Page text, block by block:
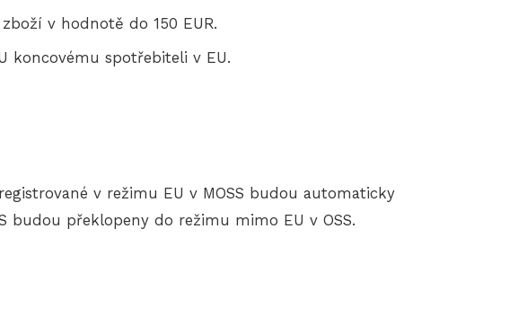
v hodnotě do 150 EUR.
koncovému spotřebiteli v EU.
v režimu EU v MOSS budou automaticky
budou překlopeny do režimu mimo EU v OSS.